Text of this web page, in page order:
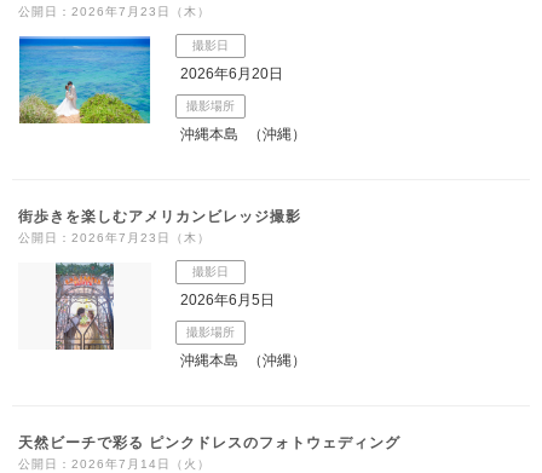
公開日：2026年7月23日（木）
撮影日
2026年6月20日
撮影場所
沖縄本島 （沖縄）
街歩きを楽しむアメリカンビレッジ撮影
公開日：2026年7月23日（木）
撮影日
2026年6月5日
撮影場所
沖縄本島 （沖縄）
天然ビーチで彩る ピンクドレスのフォトウェディング
公開日：2026年7月14日（火）